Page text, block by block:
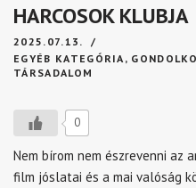
HARCOSOK KLUBJA
2025.07.13.
EGYÉB KATEGÓRIA ,
TÁRSADALOM
0
Nem bírom nem észrevenni az
film jóslatai és a mai valóság